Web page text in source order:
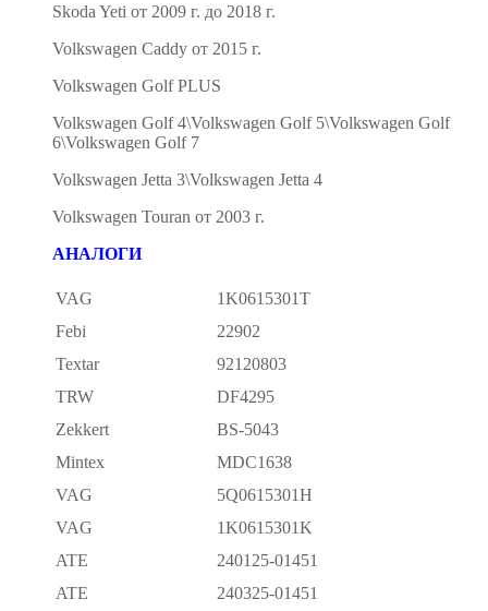
Skoda Yeti от 2009 г. до 2018 г.
Volkswagen Caddy от 2015 г.
Volkswagen Golf PLUS
Volkswagen Golf 4\Volkswagen Golf 5\Volkswagen Golf
6\Volkswagen Golf 7
Volkswagen Jetta 3\Volkswagen Jetta 4
Volkswagen Touran от 2003 г.
АНАЛОГИ
VAG
1K0615301T
Febi
22902
Textar
92120803
TRW
DF4295
Zekkert
BS-5043
Mintex
MDC1638
VAG
5Q0615301H
VAG
1K0615301K
ATE
240125-01451
ATE
240325-01451